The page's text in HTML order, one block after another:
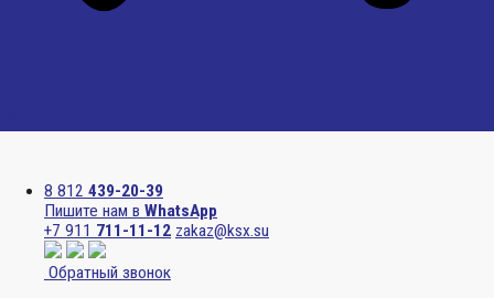
8 812 439-20-39
Пишите нам в WhatsApp
+7 911 711-11-12 zakaz@ksx.su
Обратный звонок